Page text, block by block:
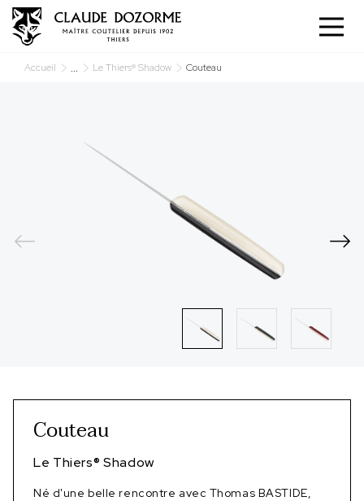
Accueil ... Le Thiers® Shadow Couteau
Couteau
Le Thiers® Shadow
Né d'une belle rencontre avec Thomas BASTIDE,
Panneau de gestion des cookies